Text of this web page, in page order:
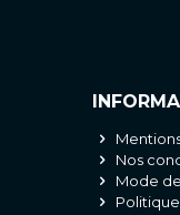
Nos
Mode